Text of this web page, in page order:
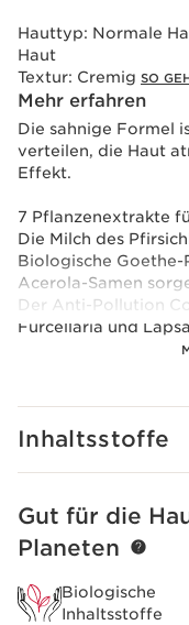
Hauttyp: Normale
Haut
Textur: Cremig SO
Mehr erfahren
Die sahnige Formel
verteilen, die Haut
Effekt.
7 Pflanzenextrakte
Die Milch des
Biologische
Acerola-Samen
Der Anti-Pollution
Furcellaria und
Umwelteinflüssen
Inhaltsstoffe
WEITER ZUM
Gut für die
Planeten
Biologische
Inhaltsstoffe